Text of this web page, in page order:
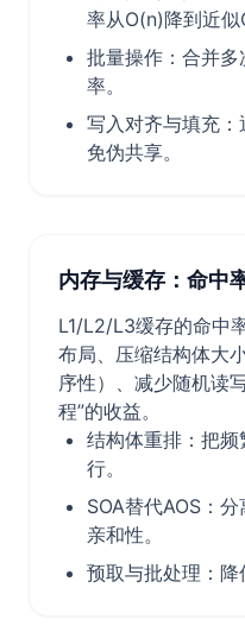
率从O(n)降到近似
批量操作：合并
率。
写入对齐与填充
免伪共享。
内存与缓存：命中
L1/L2/L3缓存的命中
布局、压缩结构体大
序性）、减少随机读
程”的收益。
结构体重排：把
行。
SOA替代AOS：
亲和性。
预取与批处理：降